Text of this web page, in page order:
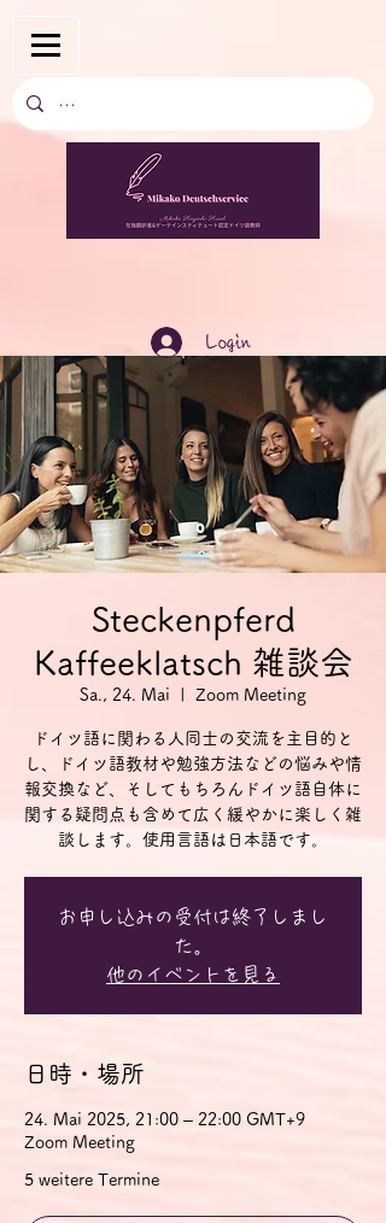
Login
Steckenpferd
Kaffeeklatsch 雑談会
Sa., 24. Mai Zoom Meeting
ドイツ語に関わる人同士の交流を主目的と
し、ドイツ語教材や勉強方法などの悩みや情
報交換など、そしてもちろんドイツ語自体に
関する疑問点も含めて広く緩やかに楽しく雑
談します。使用言語は日本語です。
お申し込みの受付は終了しまし
た。
他のイベントを見る
日時・場所
24. Mai 2025, 21:00 – 22:00 GMT+9
Zoom Meeting
5 weitere Termine